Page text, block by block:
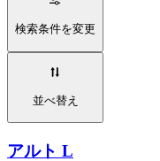
検索条件を変更
並べ替え
アルト L